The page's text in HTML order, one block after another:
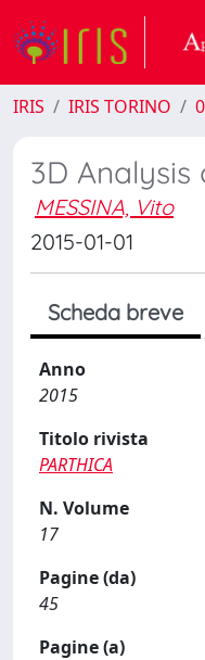
IRIS IRIS TORINO
3D
MESSINA, Vito
2015-01-01
Scheda breve
Anno
2015
Titolo rivista
PARTHICA
N. Volume
17
Pagine (da)
45
Pagine (a)